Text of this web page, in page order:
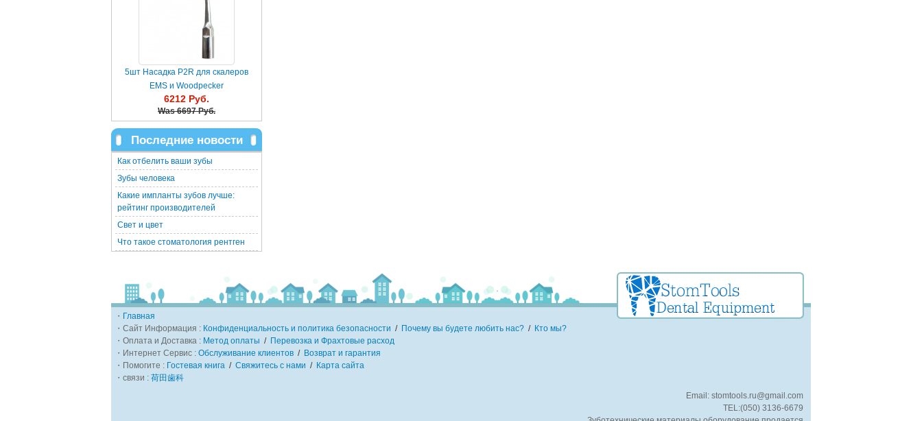
5шт Насадка P2R для скалеров
EMS и Woodpecker
6212 Руб.
Was6697 Руб.
Последние новости
Как отбелить ваши зубы
Зубы человека
Какие импланты зубов лучше:
рейтинг производителей
Свет и цвет
Что такое стоматология рентген
・ Главная
・Сайт Информация : Конфиденциальность и политика безопасности / Почему вы будете любить нас? / Кто мы?
・Оплата и Доставка : Метод оплаты / Перевозка и Фрахтовые расход
・Интернет Сервис : Обслуживание клиентов / Возврат и гарантия
・Помогите : Гостевая книга / Свяжитесь с нами / Карта сайта
・связи : 荷田歯科
Email: stomtools.ru@gmail.com
TEL:(050) 3136-6679